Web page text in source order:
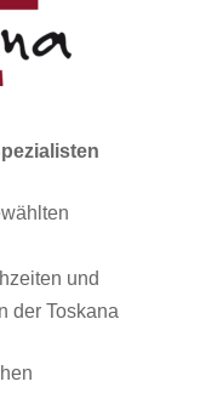
und
der Toskana